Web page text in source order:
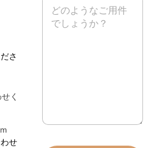
さ
く
せ